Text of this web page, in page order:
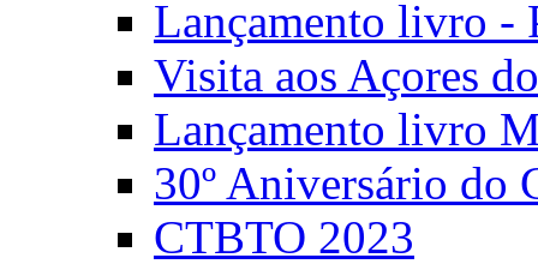
Lançamento livro -
Visita aos Açores
Lançamento livro
30º Aniversário do
CTBTO 2023